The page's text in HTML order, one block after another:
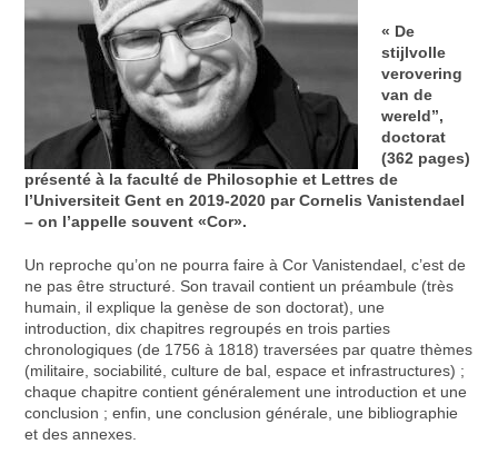
« De
stijlvolle
verovering
van de
wereld”,
doctorat
(362 pages)
présenté à la faculté de Philosophie et Lettres de
l’Universiteit Gent en 2019-2020 par Cornelis Vanistendael
– on l’appelle souvent «Cor».
Un reproche qu’on ne pourra faire à Cor Vanistendael, c’est de
ne pas être structuré. Son travail contient un préambule (très
humain, il explique la genèse de son doctorat), une
introduction, dix chapitres regroupés en trois parties
chronologiques (de 1756 à 1818) traversées par quatre thèmes
(militaire, sociabilité, culture de bal, espace et infrastructures) ;
chaque chapitre contient généralement une introduction et une
conclusion ; enfin, une conclusion générale, une bibliographie
et des annexes.